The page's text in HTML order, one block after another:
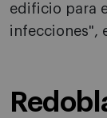
edificio para
infecciones",